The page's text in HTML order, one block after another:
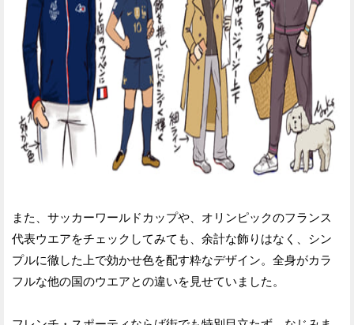
また、サッカーワールドカップや、オリンピックのフランス
代表ウエアをチェックしてみても、余計な飾りはなく、シン
プルに徹した上で効かせ色を配す粋なデザイン。全身がカラ
フルな他の国のウエアとの違いを見せていました。